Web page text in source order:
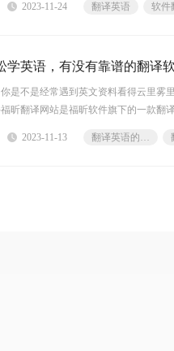
2023-11-24 翻译英语 软件
学英语，有没有靠谱的翻译
是不是经常遇到英文资料看得云里雾
昕翻译网站是福昕软件旗下的一款翻
2023-11-13 翻译英语的软件